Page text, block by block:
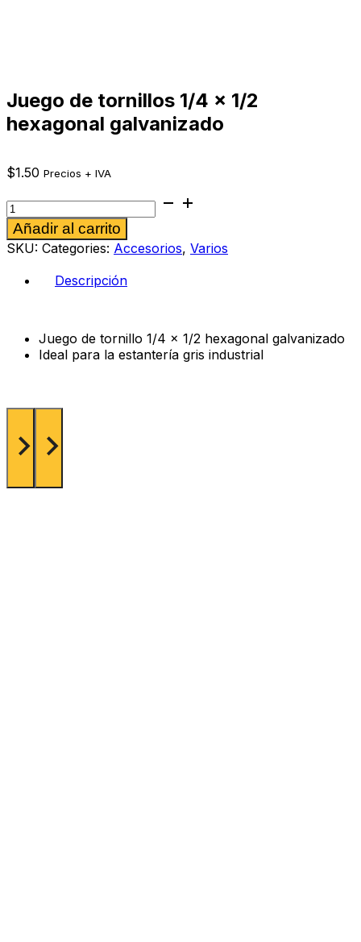
Juego de tornillos 1/4 x 1/2
hexagonal galvanizado
$1.50 Precios + IVA
Juego
de
tornillos
1/4
x
hexagonal
Añadir al carrito
SKU: Categories: Accesorios, Varios
Descripción
Juego de tornillo 1/4 x 1/2 hexagonal galvanizado
Ideal para la estantería gris industrial